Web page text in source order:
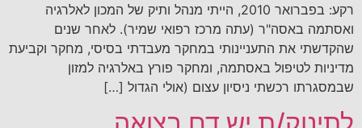
רקע: בפברואר 2010, הייתי מנהל ותיק של המכון לאלרגיה
ואסתמה באסה"ר (עתה מרכז רפואי שמיר). לאחר שנים
שהקדשתי את התעניינותי במחקר מעבדתי בסיסי, מחקר וקביעת
מדיניות לטיפול באסתמה, ומחקר פורץ באלרגיה למזון
שבמסגרתו רכשתי ניסיון עצום (אולי הגדול […]